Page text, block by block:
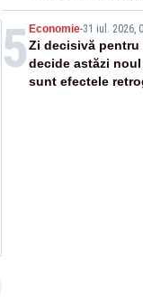
36 de ani”
5 Economie-31 iul. 2026,
Zi decisivă pentru
decide astăzi
sunt efectele